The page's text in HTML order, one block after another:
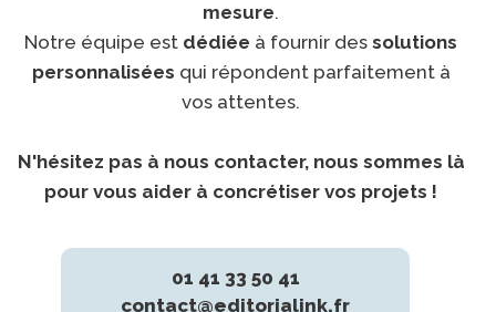
mesure.
Notre équipe est dédiée à fournir des solutions
personnalisées qui répondent parfaitement à
vos attentes.
N'hésitez pas à nous contacter, nous sommes là
pour vous aider à concrétiser vos projets !
01 41 33 50 41
contact@editorialink.fr